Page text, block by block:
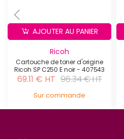
Ricoh
Cartouche de toner d'origine
Ricoh SP C250 E noir - 407543
69.11 € HT 96.34 € HT
Sur commande
AJOUTER AU PANIER